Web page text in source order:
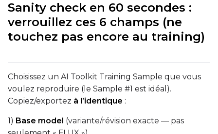
Sanity check en 60 secondes :
verrouillez ces 6 champs (ne
touchez pas encore au training)
Choisissez un AI Toolkit Training Sample que vous
voulez reproduire (le Sample #1 est idéal).
Copiez/exportez à l’identique :
1) Base model (variante/révision exacte — pas